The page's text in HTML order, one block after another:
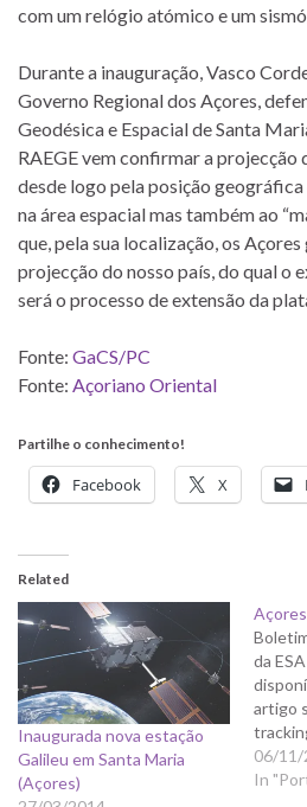
com um relógio atómico e um
Durante a inauguração, Vasco
Governo Regional dos Açores,
Geodésica e Espacial de Santa
RAEGE vem confirmar a projecção
desde logo pela posição geográfica
na área espacial mas também ao
que, pela sua localização, os
projecção do nosso país, do qual o
será o processo de extensão da
Fonte: GaCS/PC
Fonte: Açoriano Oriental
Partilhe o conhecimento!
Facebook X
Related
Inaugurada nova estação
Galileu em Santa Maria
(Açores)
Açores
da
artigo
06/11/
In